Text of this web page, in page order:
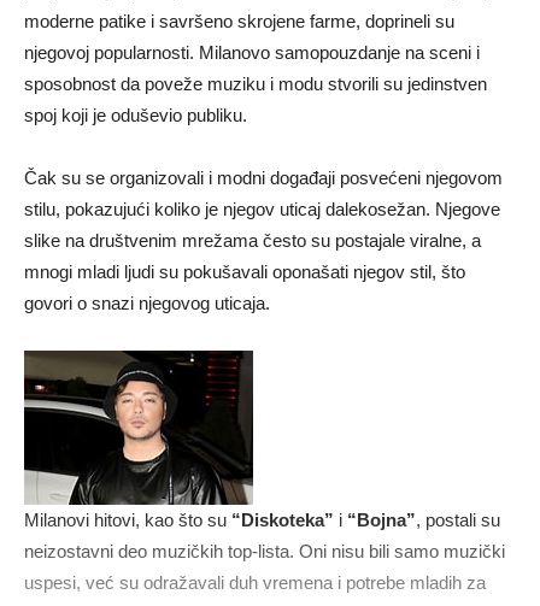
moderne patike i savršeno skrojene farme, doprineli su
njegovoj popularnosti. Milanovo samopouzdanje na sceni i
sposobnost da poveže muziku i modu stvorili su jedinstven
spoj koji je oduševio publiku.
Čak su se organizovali i modni događaji posvećeni njegovom
stilu, pokazujući koliko je njegov uticaj dalekosežan. Njegove
slike na društvenim mrežama često su postajale viralne, a
mnogi mladi ljudi su pokušavali oponašati njegov stil, što
govori o snazi njegovog uticaja.
Milanovi hitovi, kao što su “Diskoteka” i “Bojna”, postali su
neizostavni deo muzičkih top-lista. Oni nisu bili samo muzički
uspesi, već su odražavali duh vremena i potrebe mladih za